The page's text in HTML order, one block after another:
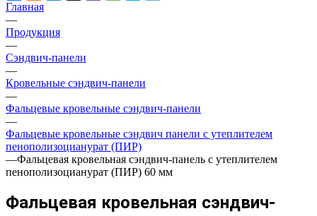
Главная
—
Продукция
—
Сэндвич-панели
—
Кровельные сэндвич-панели
—
Фальцевые кровельные сэндвич-панели
—
Фальцевые кровельные сэндвич панели с утеплителем
пенополизоцианурат (ПИР)
—Фальцевая кровельная сэндвич-панель с утеплителем
пенополизоцианурат (ПИР) 60 мм
Фальцевая кровельная сэндвич-